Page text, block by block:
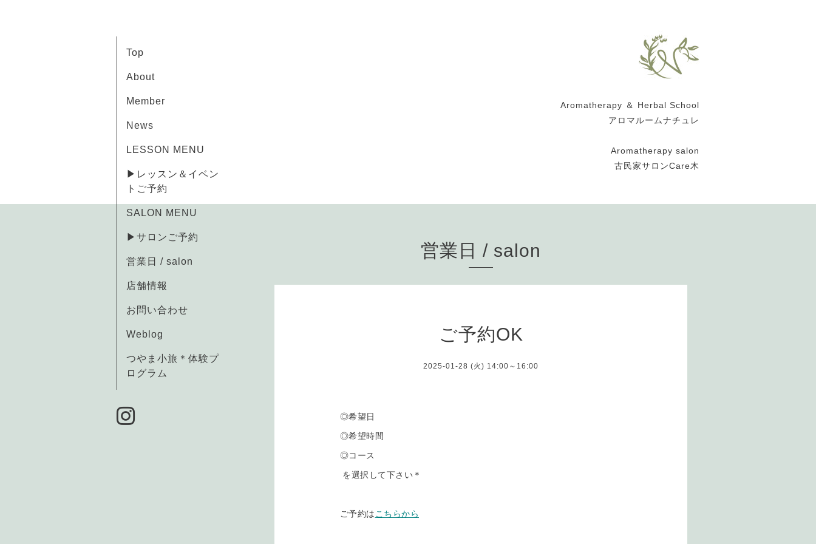
Aromatherapy ＆ Herbal School
アロマルームナチュレ
Aromatherapy salon
古民家サロンCare木
Top
About
Member
News
LESSON MENU
▶レッスン＆イベン
トご予約
SALON MENU
▶サロンご予約
営業日 / salon
店舗情報
お問い合わせ
Weblog
つやま小旅＊体験プ
ログラム
営業日 / salon
ご予約OK
2025-01-28 (火) 14:00～16:00
◎希望日
◎希望時間
◎コース
を選択して下さい＊
ご予約は こちらから